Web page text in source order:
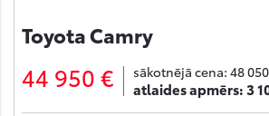
Toyota Camry
44 950 € sākotnējā cena: 48
atlaides apmērs:3